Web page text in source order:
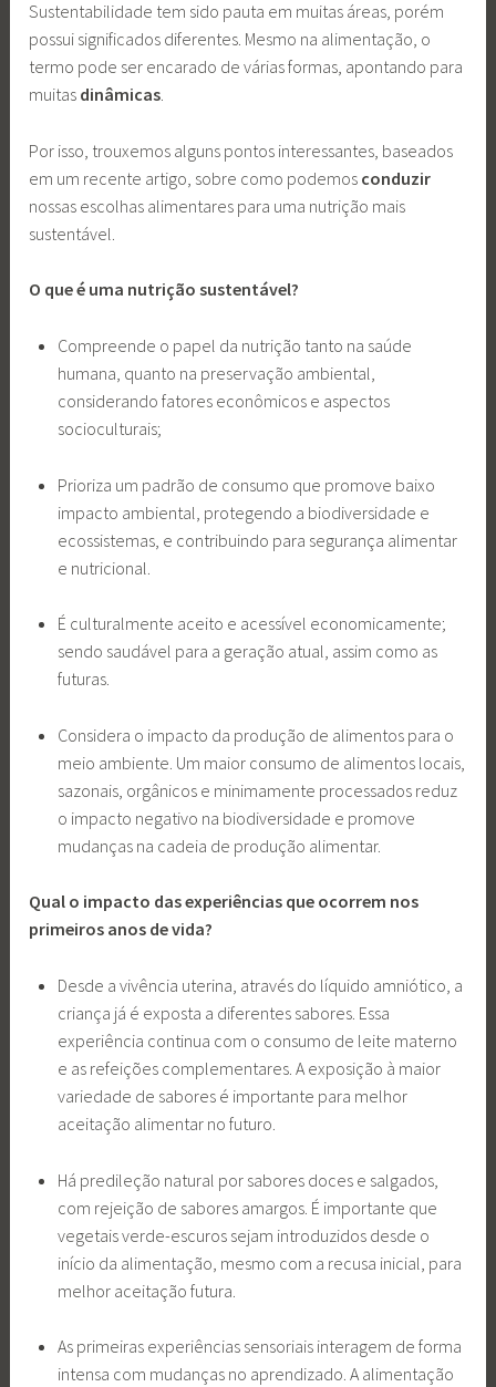
Sustentabilidade tem sido pauta em muitas áreas, porém
possui significados diferentes. Mesmo na alimentação, o
termo pode ser encarado de várias formas, apontando para
muitas dinâmicas.
Por isso, trouxemos alguns pontos interessantes, baseados
em um recente artigo, sobre como podemos conduzir
nossas escolhas alimentares para uma nutrição mais
sustentável.
O que é uma nutrição sustentável?
Compreende o papel da nutrição tanto na saúde
humana, quanto na preservação ambiental,
considerando fatores econômicos e aspectos
socioculturais;
Prioriza um padrão de consumo que promove baixo
impacto ambiental, protegendo a biodiversidade e
ecossistemas, e contribuindo para segurança alimentar
e nutricional.
É culturalmente aceito e acessível economicamente;
sendo saudável para a geração atual, assim como as
futuras.
Considera o impacto da produção de alimentos para o
meio ambiente. Um maior consumo de alimentos locais,
sazonais, orgânicos e minimamente processados reduz
o impacto negativo na biodiversidade e promove
mudanças na cadeia de produção alimentar.
Qual o impacto das experiências que ocorrem nos
primeiros anos de vida?
Desde a vivência uterina, através do líquido amniótico, a
criança já é exposta a diferentes sabores. Essa
experiência continua com o consumo de leite materno
e as refeições complementares. A exposição à maior
variedade de sabores é importante para melhor
aceitação alimentar no futuro.
Há predileção natural por sabores doces e salgados,
com rejeição de sabores amargos. É importante que
vegetais verde-escuros sejam introduzidos desde o
início da alimentação, mesmo com a recusa inicial, para
melhor aceitação futura.
As primeiras experiências sensoriais interagem de forma
intensa com mudanças no aprendizado. A alimentação